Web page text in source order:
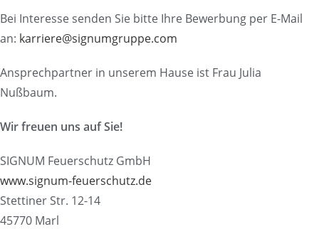
Bei Interesse senden Sie bitte Ihre Bewerbung per E-Mail
an: karriere@signumgruppe.com
Ansprechpartner in unserem Hause ist Frau Julia
Nußbaum.
Wir freuen uns auf Sie!
SIGNUM Feuerschutz GmbH
www.signum-feuerschutz.de
Stettiner Str. 12-14
45770 Marl